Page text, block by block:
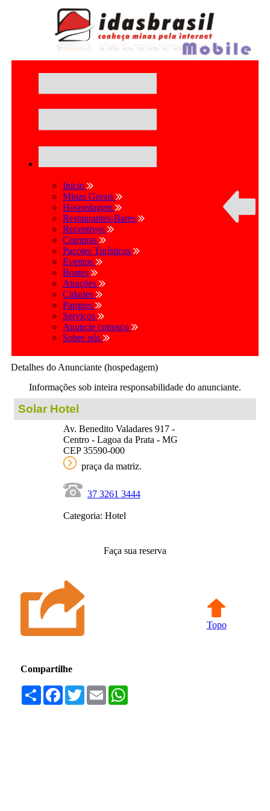
Início
Minas Gerais
Hospedagem
Restaurantes-Bares
Receptivos
Compras
Pacotes Turísticos
Eventos
Boates
Atrações
Cidades
Parques
Serviços
Anuncie conosco
Sobre nós
Detalhes do Anunciante (hospedagem)
Informações sob inteira responsabilidade do anunciante.
Solar Hotel
Av. Benedito Valadares 917 -
Centro - Lagoa da Prata - MG
CEP 35590-000
praça da matriz.
37 3261 3444
Categoria: Hotel
Faça sua reserva
Topo
Compartilhe
Compartilhar
Facebook
TwitterEmail